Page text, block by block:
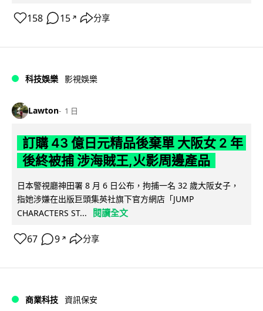
158 15 ↗ 分享
科技娛樂 影視娛樂
Lawton 1 日
訂購 43 億日元精品後棄單 大阪女 2 年
後終被捕 涉海賊王,火影周邊產品
日本警視廳神田署 8 月 6 日公布，拘捕一名 32 歲大阪女子，
指她涉嫌在出版巨頭集英社旗下官方網店「JUMP
CHARACTERS ST...
閱讀全文
67 9 ↗ 分享
商業科技 資訊保安